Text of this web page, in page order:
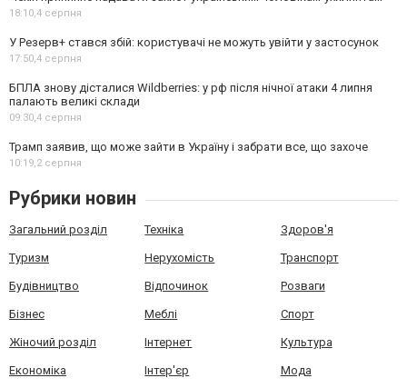
18:10,4 серпня
У Резерв+ стався збій: користувачі не можуть увійти у застосунок
17:50,4 серпня
БПЛА знову дісталися Wildberries: у рф після нічної атаки 4 липня
палають великі склади
09:30,4 серпня
Трамп заявив, що може зайти в Україну і забрати все, що захоче
10:19,2 серпня
Рубрики новин
Загальний розділ Техніка Здоров'я
Туризм Нерухомість Транспорт
Будівництво Відпочинок Розваги
Бізнес Меблі Спорт
Жіночий розділ Інтернет Культура
Економіка Інтер'єр Мода